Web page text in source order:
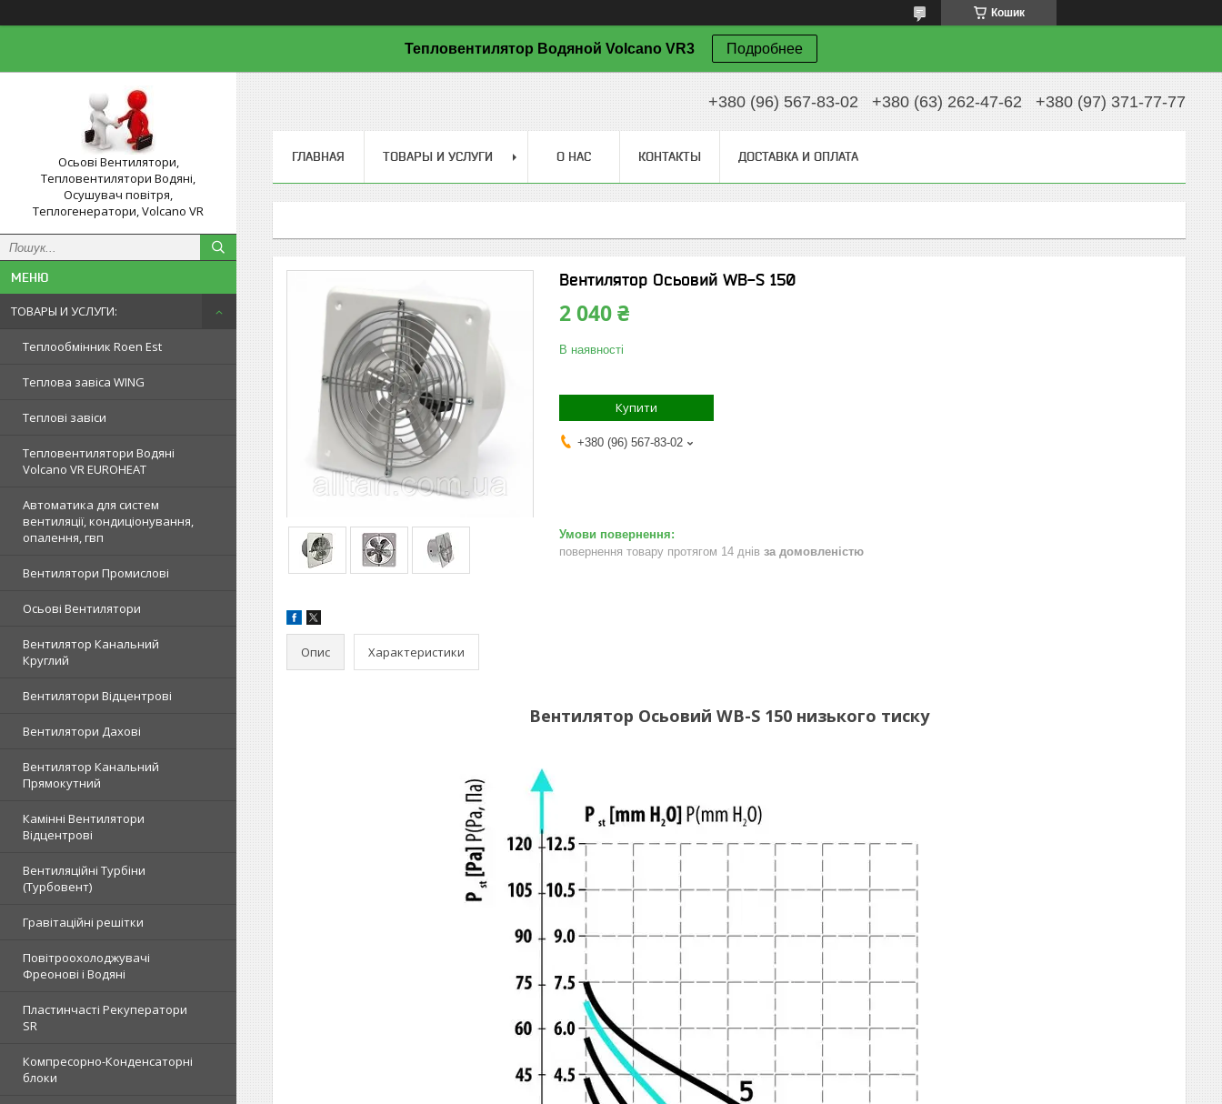
Кошик
Тепловентилятор Водяной Volcano VR3 Подробнее
Осьові Вентилятори,
Тепловентилятори Водяні,
Осушувач повітря,
Теплогенератори, Volcano VR
ТОВАРЫ И УСЛУГИ:
Теплообмінник Roen Est
Теплова завіса WING
Теплові завіси
Тепловентилятори Водяні
Volcano VR EUROHEAT
Автоматика для систем
вентиляції, кондиціонування,
опалення, гвп
Вентилятори Промислові
Осьові Вентилятори
Вентилятор Канальний
Круглий
Вентилятори Відцентрові
Вентилятори Дахові
Вентилятор Канальний
Прямокутний
Камінні Вентилятори
Відцентрові
Вентиляційні Турбіни
(Турбовент)
Гравітаційні решітки
Повітроохолоджувачі
Фреонові і Водяні
Пластинчасті Рекуператори
SR
Компресорно-Конденсаторні
блоки
+380 (96) 567-83-02 +380 (63) 262-47-62 +380 (97) 371-77-77
ГЛАВНАЯ ТОВАРЫ И УСЛУГИ О НАС КОНТАКТЫ ДОСТАВКА И ОПЛАТА
Вентилятор Осьовий WB-S 150
2 040 ₴
В наявності
Купити
+380 (96) 567-83-02
повернення товару протягом 14 днів за домовленістю
Опис Характеристики
Вентилятор Осьовий WB-S 150 низького тиску